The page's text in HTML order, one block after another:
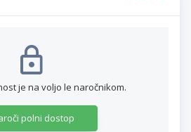
je na voljo le naročnikom.
polni dostop